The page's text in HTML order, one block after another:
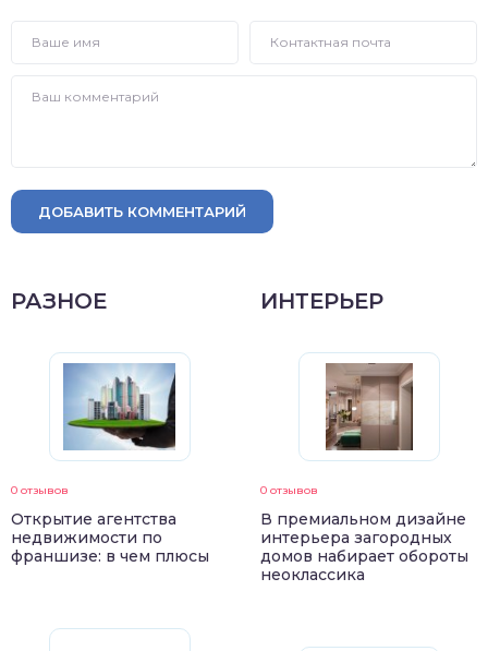
ДОБАВИТЬ КОММЕНТАРИЙ
РАЗНОЕ
0 отзывов
Открытие агентства
недвижимости по
франшизе: в чем плюсы
ИНТЕРЬЕР
0 отзывов
В премиальном дизайне
интерьера загородных
домов набирает обороты
неоклассика